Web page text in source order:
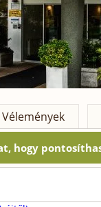
Vélemények
hogy